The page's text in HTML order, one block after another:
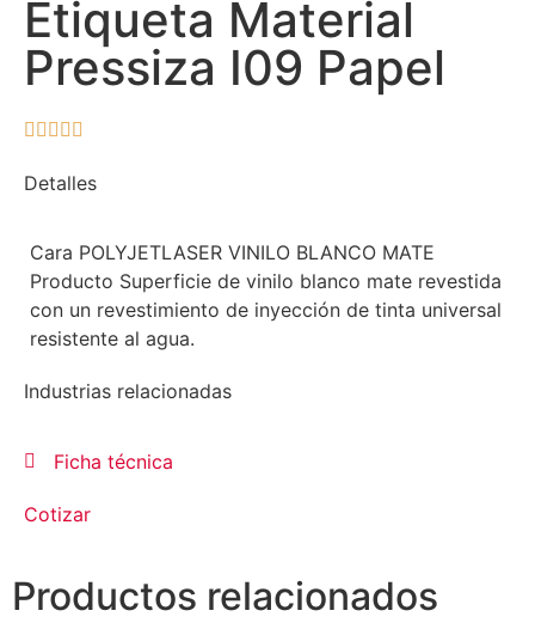
Etiqueta Material
Pressiza I09 Papel
    
Detalles
Cara POLYJETLASER VINILO BLANCO MATE
Producto Superficie de vinilo blanco mate revestida
con un revestimiento de inyección de tinta universal
resistente al agua.
Industrias relacionadas
Ficha técnica
Cotizar
Productos relacionados